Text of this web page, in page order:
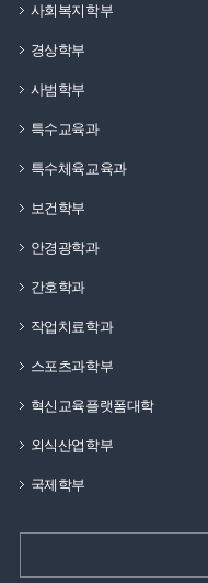
사회복지학부
경상학부
사범학부
특수교육과
특수체육교육과
보건학부
안경광학과
간호학과
작업치료학과
스포츠과학부
혁신교육플랫폼대학
외식산업학부
국제학부